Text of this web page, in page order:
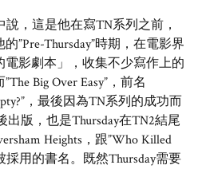
說，這是他在寫TN系列之前，
”Pre-Thursday”時期，在電影界
影劇本」，收集不少寫作上的
Big Over Easy”，前名
，最後因為TN系列的成功而
出版，也是Thursday在TN2結尾
Heights，跟”Who Killed
採用的書名。既然Thursday需要